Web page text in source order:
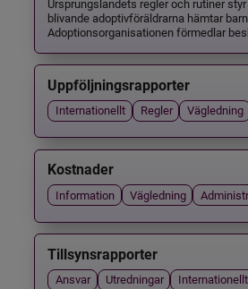
Ursprungslandets regler och rutiner
blivande adoptivföräldrarna hämtar
Adoptionsorganisationen förmedlar
Uppföljningsrapporter
Internationellt Regler Vägledning
Kostnader
Information Vägledning
Tillsynsrapporter
Ansvar Utredningar Internationellt